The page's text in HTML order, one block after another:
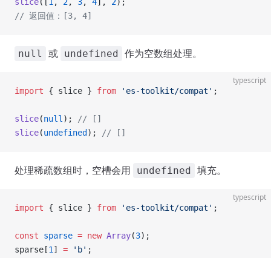
// 返回值：[3, 4]
null 或 undefined 作为空数组处理。
typescript
import { slice } from 'es-toolkit/compat' ;
slice(null );
// []
slice(undefined ); // []
处理稀疏数组时，空槽会用 undefined 填充。
typescript
import { slice } from 'es-toolkit/compat' ;
const sparse = new Array(3);
sparse[1 ] = 'b' ;